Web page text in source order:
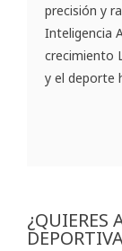
precisión y
Inteligencia
crecimiento
y el deporte
¿QUIERES